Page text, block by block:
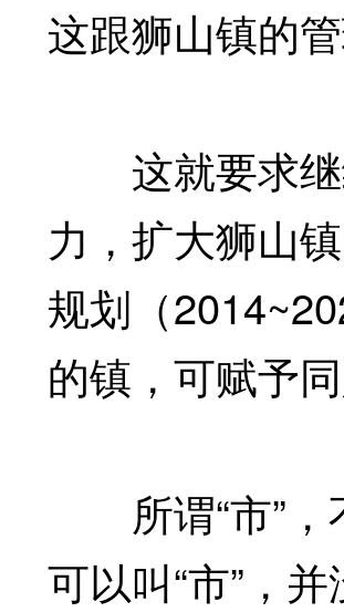
这跟狮山镇的
这就要求继
力，扩大狮山
规划（
的镇，可赋予
所谓“市”，
可以叫“市”，